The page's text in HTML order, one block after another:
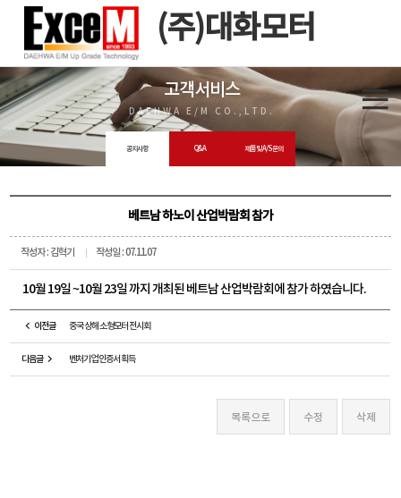
(주)대화모터
고객서비스
DAEHWA E/M CO.,LTD.
공지사항 Q&A 제품 및 A/S 문의
베트남 하노이 산업박람회 참가
작성자 : 김혁기 작성일 : 07.11.07
10월 19일 ~10월 23일 까지 개최된 베트남 산업박람회에 참가 하였습니다.
이전글 중국 상해 소형모터 전시회
다음글 벤처기업 인증서 획득